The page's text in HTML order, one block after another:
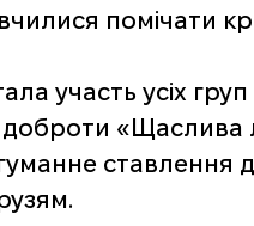
помічати
участь усіх
«Щаслива
ставлення